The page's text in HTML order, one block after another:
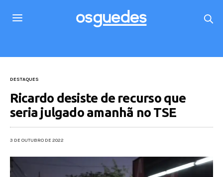
DESTAQUES
Ricardo desiste de recurso que
seria julgado amanhã no TSE
3 DE OUTUBRO DE 2022